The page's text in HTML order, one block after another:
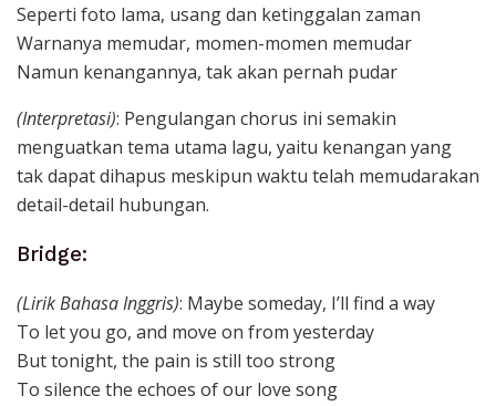
Seperti foto lama, usang dan ketinggalan zaman
Warnanya memudar, momen-momen memudar
Namun kenangannya, tak akan pernah pudar
(Interpretasi): Pengulangan chorus ini semakin
menguatkan tema utama lagu, yaitu kenangan yang
tak dapat dihapus meskipun waktu telah memudarakan
detail-detail hubungan.
Bridge:
(Lirik Bahasa Inggris): Maybe someday, I’ll find a way
To let you go, and move on from yesterday
But tonight, the pain is still too strong
To silence the echoes of our love song